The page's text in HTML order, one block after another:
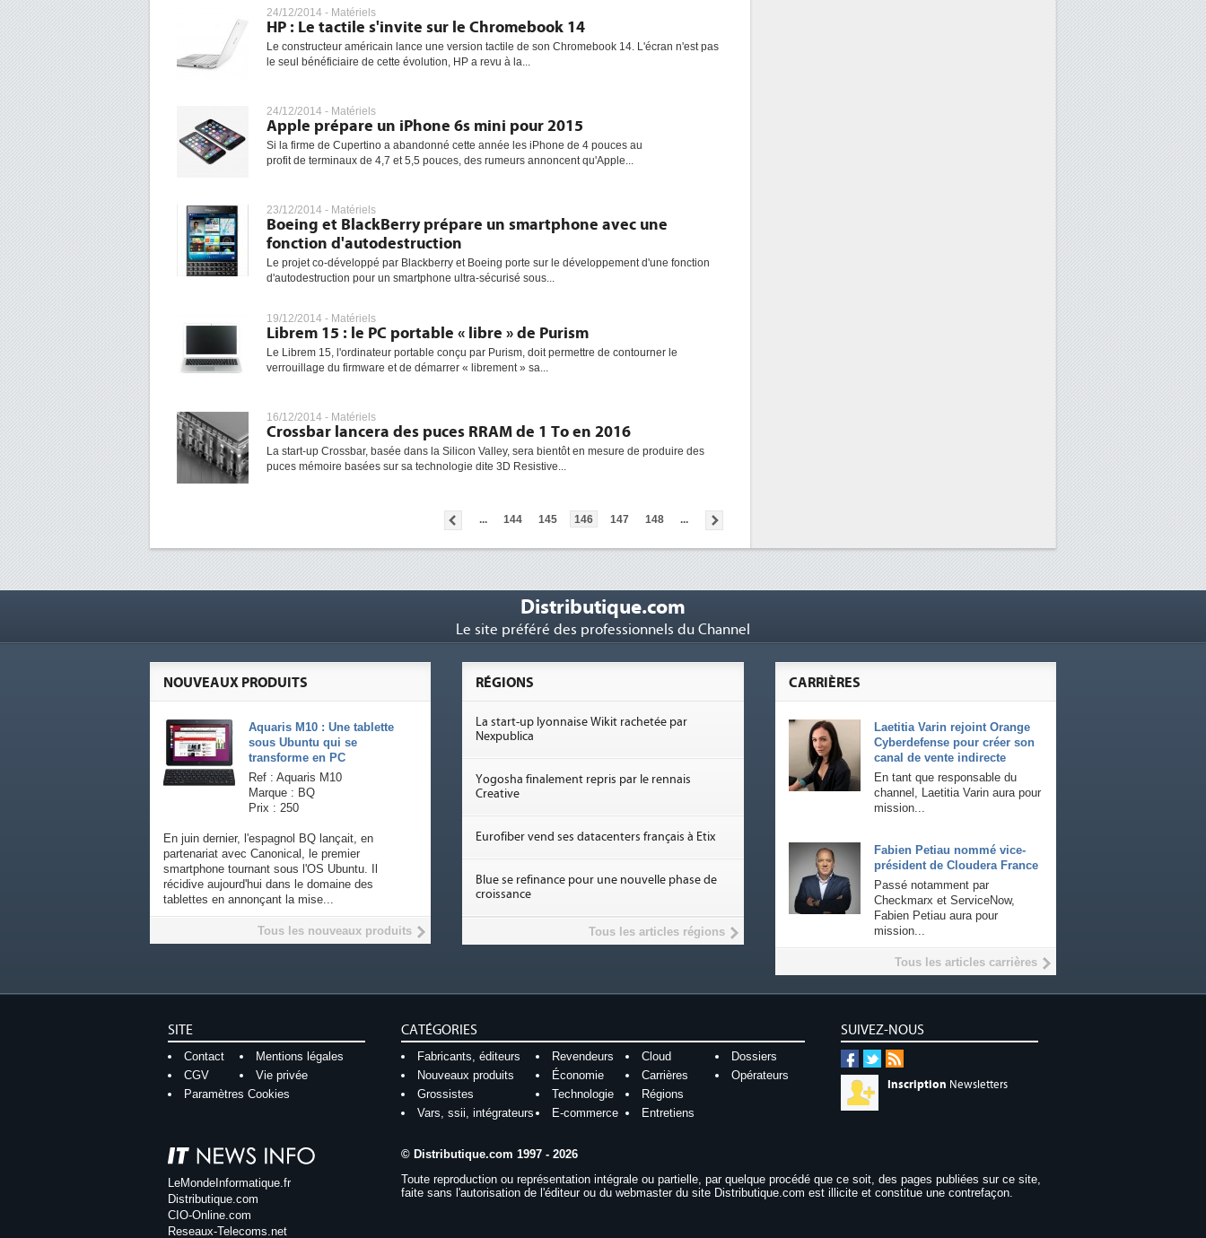
24/12/2014 - Matériels
HP : Le tactile s'invite sur le Chromebook 14
Le constructeur américain lance une version tactile de son Chromebook 14. L'écran n'est pas
le seul bénéficiaire de cette évolution, HP a revu à la...
24/12/2014 - Matériels
Apple prépare un iPhone 6s mini pour 2015
Si la firme de Cupertino a abandonné cette année les iPhone de 4 pouces au
profit de terminaux de 4,7 et 5,5 pouces, des rumeurs annoncent qu'Apple...
23/12/2014 - Matériels
Boeing et BlackBerry prépare un smartphone avec une
fonction d'autodestruction
Le projet co-développé par Blackberry et Boeing porte sur le développement d'une fonction
d'autodestruction pour un smartphone ultra-sécurisé sous...
19/12/2014 - Matériels
Librem 15 : le PC portable « libre » de Purism
Le Librem 15, l'ordinateur portable conçu par Purism, doit permettre de contourner le
verrouillage du firmware et de démarrer « librement » sa...
16/12/2014 - Matériels
Crossbar lancera des puces RRAM de 1 To en 2016
La start-up Crossbar, basée dans la Silicon Valley, sera bientôt en mesure de produire des
puces mémoire basées sur sa technologie dite 3D Resistive...
... 144 145 146 147 148 ...
Distributique.com
Le site préféré des professionnels du Channel
CARRIÈRES
Laetitia Varin rejoint Orange
Cyberdefense pour créer son
canal de vente indirecte
En tant que responsable du
channel, Laetitia Varin aura pour
mission...
Fabien Petiau nommé vice-
président de Cloudera France
Passé notamment par
Checkmarx et ServiceNow,
Fabien Petiau aura pour
mission...
Tous les articles carrières
NOUVEAUX PRODUITS
Aquaris M10 : Une tablette
sous Ubuntu qui se
transforme en PC
Ref : Aquaris M10
Marque : BQ
Prix : 250
En juin dernier, l'espagnol BQ lançait, en
partenariat avec Canonical, le premier
smartphone tournant sous l'OS Ubuntu. Il
récidive aujourd'hui dans le domaine des
tablettes en annonçant la mise...
Tous les nouveaux produits
RÉGIONS
La start-up lyonnaise Wikit rachetée par
Nexpublica
Yogosha finalement repris par le rennais
Creative
Eurofiber vend ses datacenters français à Etix
Blue se refinance pour une nouvelle phase de
croissance
Tous les articles régions
SUIVEZ-NOUS
Inscription Newsletters
SITE
Contact
Mentions légales
CGV
Vie privée
Paramètres Cookies
CATÉGORIES
Fabricants, éditeurs Revendeurs Cloud
Dossiers
Nouveaux produits
Économie Carrières
Opérateurs
Grossistes
Technologie
Régions
Vars, ssii, intégrateurs
E-commerce Entretiens
LeMondeInformatique.fr
Distributique.com
CIO-Online.com
Reseaux-Telecoms.net
© Distributique.com 1997 - 2026
Toute reproduction ou représentation intégrale ou partielle, par quelque procédé que ce soit, des pages publiées sur ce site,
faite sans l'autorisation de l'éditeur ou du webmaster du site Distributique.com est illicite et constitue une contrefaçon.